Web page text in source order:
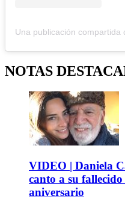
NOTAS
VIDEO | Daniela
canto a su
aniversario